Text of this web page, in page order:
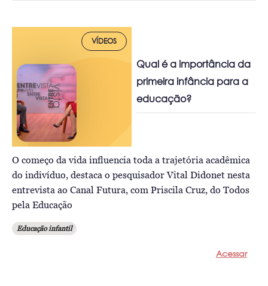
VÍDEOS
Qual é a importância da
primeira infância para a
educação?
O começo da vida influencia toda a trajetória acadêmica
do indivíduo, destaca o pesquisador Vital Didonet nesta
entrevista ao Canal Futura, com Priscila Cruz, do Todos
pela Educação
Educação infantil
Acessar